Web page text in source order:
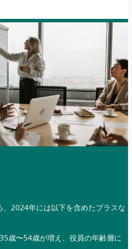
2024年には以下を含めたプラスな
歳〜54歳が増え、役員の年齢層に